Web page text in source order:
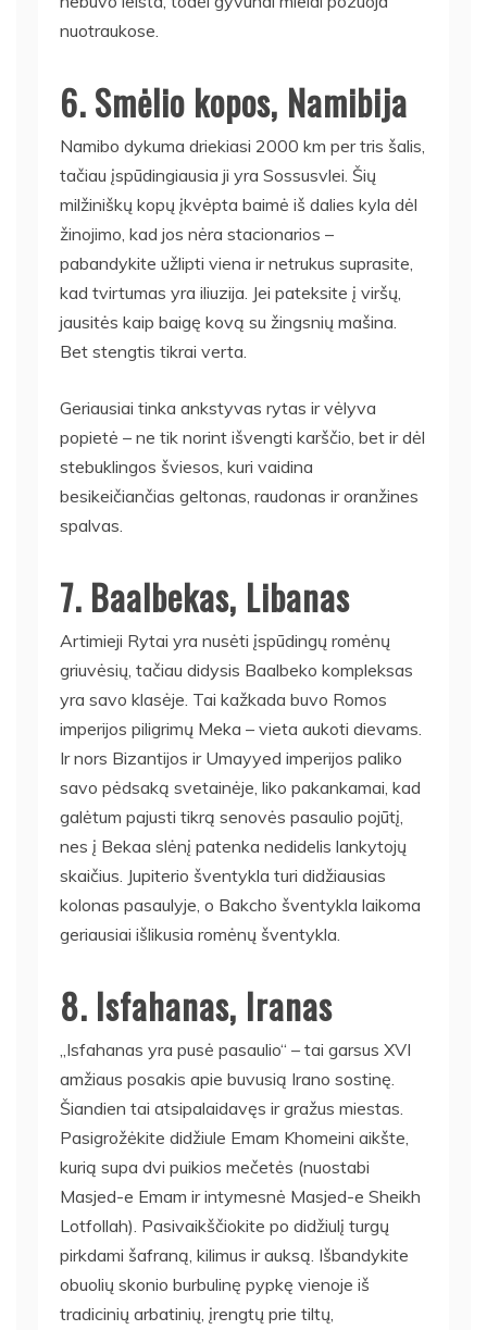
nuotraukose.
6. Smėlio kopos, Namibija
Namibo dykuma driekiasi 2000 km per tris šalis,
tačiau įspūdingiausia ji yra Sossusvlei. Šių
milžiniškų kopų įkvėpta baimė iš dalies kyla dėl
žinojimo, kad jos nėra stacionarios –
pabandykite užlipti viena ir netrukus suprasite,
kad tvirtumas yra iliuzija. Jei pateksite į viršų,
jausitės kaip baigę kovą su žingsnių mašina.
Bet stengtis tikrai verta.
Geriausiai tinka ankstyvas rytas ir vėlyva
popietė – ne tik norint išvengti karščio, bet ir dėl
stebuklingos šviesos, kuri vaidina
besikeičiančias geltonas, raudonas ir oranžines
spalvas.
7. Baalbekas, Libanas
Artimieji Rytai yra nusėti įspūdingų romėnų
griuvėsių, tačiau didysis Baalbeko kompleksas
yra savo klasėje. Tai kažkada buvo Romos
imperijos piligrimų Meka – vieta aukoti dievams.
Ir nors Bizantijos ir Umayyed imperijos paliko
savo pėdsaką svetainėje, liko pakankamai, kad
galėtum pajusti tikrą senovės pasaulio pojūtį,
nes į Bekaa slėnį patenka nedidelis lankytojų
skaičius. Jupiterio šventykla turi didžiausias
kolonas pasaulyje, o Bakcho šventykla laikoma
geriausiai išlikusia romėnų šventykla.
8. Isfahanas, Iranas
„Isfahanas yra pusė pasaulio“ – tai garsus XVI
amžiaus posakis apie buvusią Irano sostinę.
Šiandien tai atsipalaidavęs ir gražus miestas.
Pasigrožėkite didžiule Emam Khomeini aikšte,
kurią supa dvi puikios mečetės (nuostabi
Masjed-e Emam ir intymesnė Masjed-e Sheikh
Lotfollah). Pasivaikščiokite po didžiulį turgų
pirkdami šafraną, kilimus ir auksą. Išbandykite
obuolių skonio burbulinę pypkę vienoje iš
tradicinių arbatinių, įrengtų prie tiltų,